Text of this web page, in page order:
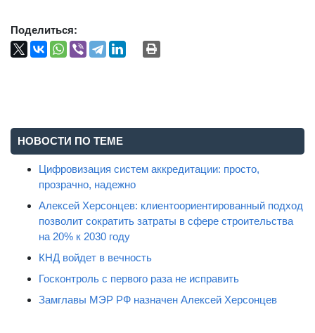
Поделиться:
НОВОСТИ ПО ТЕМЕ
Цифровизация систем аккредитации: просто,
прозрачно, надежно
Алексей Херсонцев: клиентоориентированный подход
позволит сократить затраты в сфере строительства
на 20% к 2030 году
КНД войдет в вечность
Госконтроль с первого раза не исправить
Замглавы МЭР РФ назначен Алексей Херсонцев